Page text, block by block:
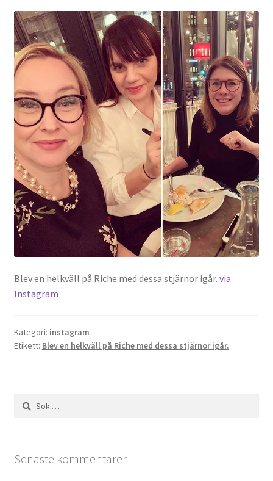
Blev en helkväll på Riche med dessa stjärnor igår. via
Instagram
Kategori: instagram
Etikett: Blev en helkväll på Riche med dessa stjärnor igår.
Sök
efter:
Senaste kommentarer